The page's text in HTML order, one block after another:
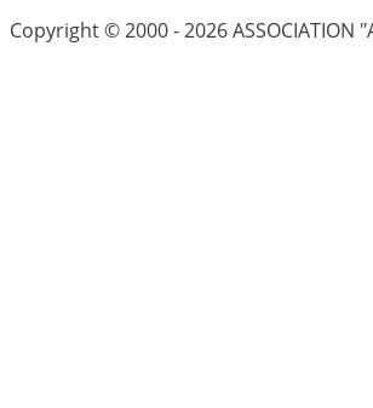
Copyright © 2000 - 2026 ASSOCIATION